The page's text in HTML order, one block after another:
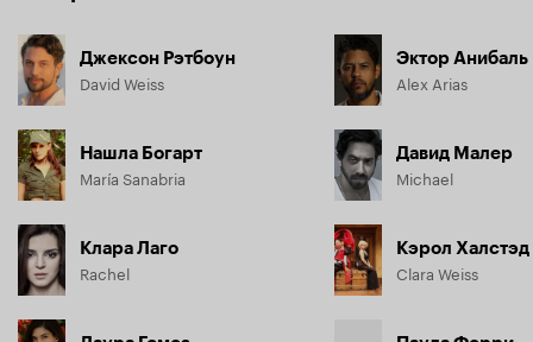
Джексон Рэтбоун
David Weiss
Нашла Богарт
María Sanabria
Клара Лаго
Rachel
Эктор Анибаль
Alex Arias
Давид Малер
Michael
Кэрол Халстэд
Clara Weiss